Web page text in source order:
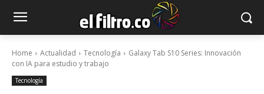
Home Actualidad Tecnología
Galaxy Tab S10 Series: Innovación
con IA para estudio y trabajo
Tecnología